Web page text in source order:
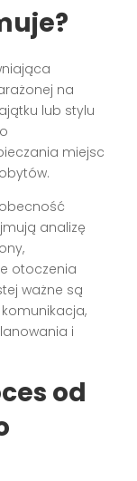
na
lub stylu
miejsc
analizę
otoczenia
ważne są
i
od